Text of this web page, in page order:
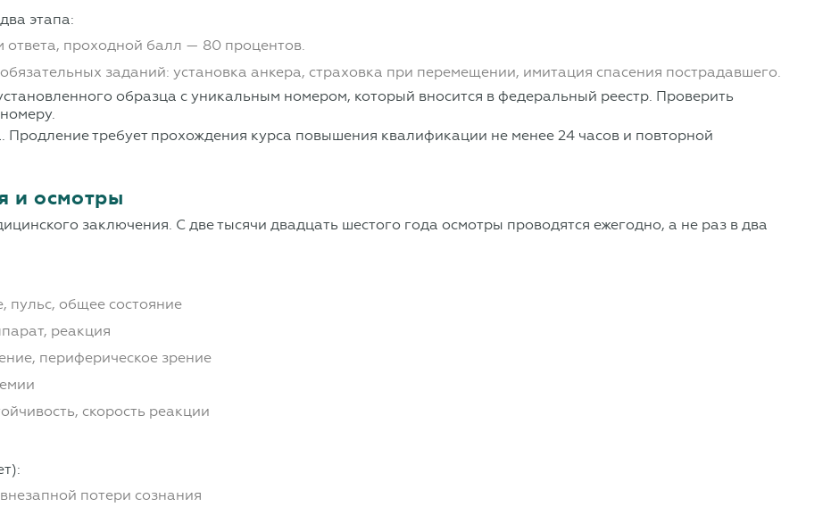
этапа:
ответа, проходной балл — 80 процентов.
заданий: установка анкера, страховка при перемещении, имитация спасения пострадавшего.
образца с уникальным номером, который вносится в федеральный реестр. Проверить
Продление требует прохождения курса повышения квалификации не менее 24 часов и повторной
и осмотры
заключения. С две тысячи двадцать шестого года осмотры проводятся ежегодно, а не раз в два
пульс, общее состояние
реакция
периферическое зрение
скорость реакции
потери сознания